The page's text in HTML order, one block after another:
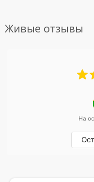
Живые отзывы
На